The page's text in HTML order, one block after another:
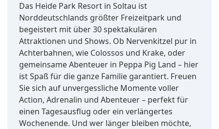
Das Heide Park Resort in Soltau ist
Norddeutschlands größter Freizeitpark und
begeistert mit über 30 spektakulären
Attraktionen und Shows. Ob Nervenkitzel pur in
Achterbahnen, wie Colossos und Krake, oder
gemeinsame Abenteuer in Peppa Pig Land – hier
ist Spaß für die ganze Familie garantiert. Freuen
Sie sich auf unvergessliche Momente voller
Action, Adrenalin und Abenteuer – perfekt für
einen Tagesausflug oder ein verlängertes
Wochenende. Und wer länger bleiben möchte,